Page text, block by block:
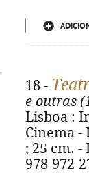
18 -
e outras
Lisboa :
Cinema -
; 25 cm. -
978-972-